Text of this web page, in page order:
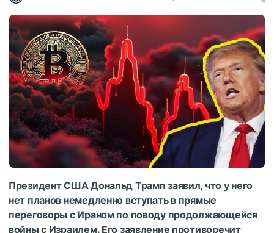
Президент США Дональд Трамп заявил, что у него
нет планов немедленно вступать в прямые
переговоры с Ираном по поводу продолжающейся
войны с Израилем. Его заявление противоречит